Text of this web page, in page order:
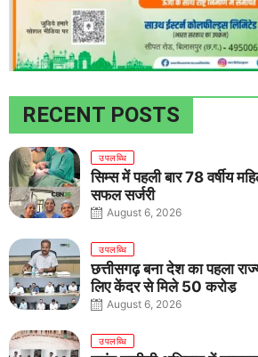
RECENT POSTS
उपलब्धि
सिम्स में पहली बार 78 वर्षीय
सफल सर्जरी
August 6, 2026
उपलब्धि
छत्तीसगढ़ बना देश का पहला
लिए केंद्र से मिले 50 करोड़
August 6, 2026
उपलब्धि